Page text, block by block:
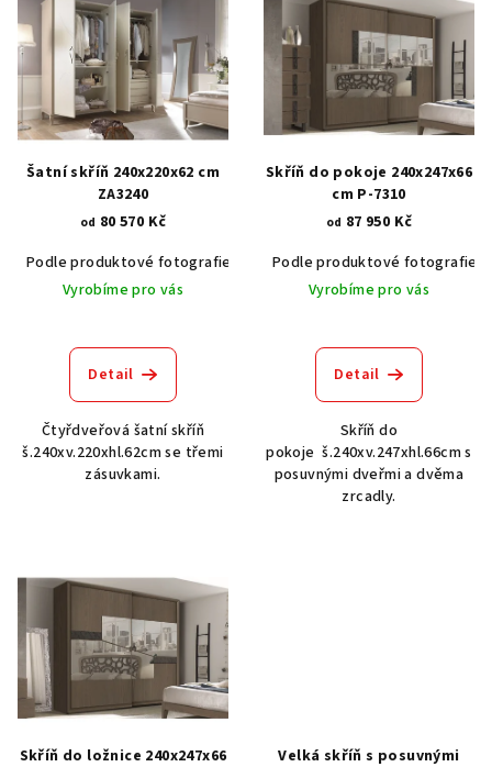
p
s
p
Šatní skříň 240x220x62 cm
ZA3240
od 80 570 Kč
Podle produktové fotografie
Bílá Bílá s patinou BT9001-A6
Vyrobíme pro vás
Detail
Čtyřdveřová šatní skříň
š.240xv.220xhl.62cm se třemi
zásuvkami.
Skříň do pokoje 240x247x66
cm P-7310
od 87 950 Kč
Podle produktové fotografie
Vyrobíme pro vás
Detail
Skříň do
pokoje š.240xv.247xhl.66cm s
posuvnými dveřmi a dvěma
zrcadly.
Skříň do ložnice 240x247x66
Velká skříň s posuvnými